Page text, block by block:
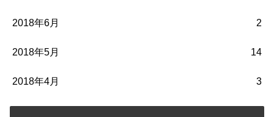
2018年6月 2
2018年5月 14
2018年4月 3